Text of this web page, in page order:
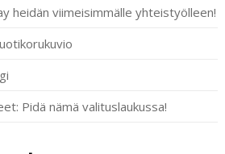
heidän viimeisimmälle yhteistyölleen!
Pidä nämä valituslaukussa!